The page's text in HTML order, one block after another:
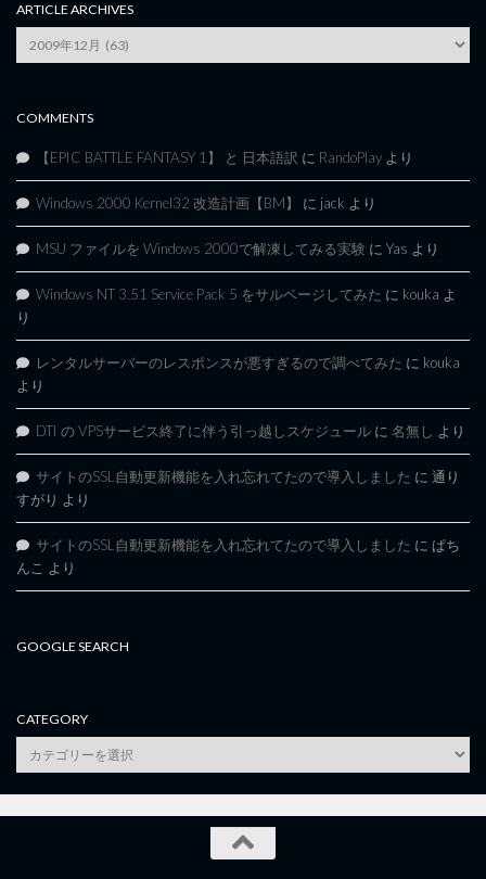
ARTICLE ARCHIVES
Article
Archives
COMMENTS
【EPIC BATTLE FANTASY 1】 と 日本語訳 に RandoPlay より
Windows 2000 Kernel32 改造計画【BM】 に jack より
MSU ファイルを Windows 2000で解凍してみる実験 に Yas より
Windows NT 3.51 Service Pack 5 をサルベージしてみた に kouka よ
り
レンタルサーバーのレスポンスが悪すぎるので調べてみた に kouka
より
DTI の VPSサービス終了に伴う引っ越しスケジュール に 名無し より
サイトのSSL自動更新機能を入れ忘れてたので導入しました に 通り
すがり より
サイトのSSL自動更新機能を入れ忘れてたので導入しました に ぱち
んこ より
GOOGLE SEARCH
CATEGORY
category